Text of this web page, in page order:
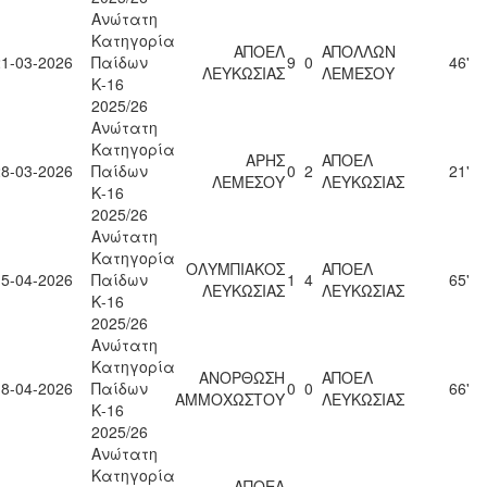
03-2026
Ανώτατη
Κατηγορία
Παίδων
Κ-16
2025/26
ΑΠΟΕΛ
ΛΕΥΚΩΣΙΑΣ9 0 ΑΠΟΛΛΩΝ
ΛΕΜΕΣΟΥ
46'
03-2026
Ανώτατη
Κατηγορία
Παίδων
Κ-16
2025/26
ΑΡΗΣ
ΛΕΜΕΣΟΥ0 2 ΑΠΟΕΛ
ΛΕΥΚΩΣΙΑΣ
21'
04-2026
Ανώτατη
Κατηγορία
Παίδων
Κ-16
2025/26
ΟΛΥΜΠΙΑΚΟΣ
ΛΕΥΚΩΣΙΑΣ1 4 ΑΠΟΕΛ
ΛΕΥΚΩΣΙΑΣ
65'
04-2026
Ανώτατη
Κατηγορία
Παίδων
Κ-16
2025/26
ΑΝΟΡΘΩΣΗ
ΑΜΜΟΧΩΣΤΟΥ0 0 ΑΠΟΕΛ
ΛΕΥΚΩΣΙΑΣ
66'
Ανώτατη
Κατηγορία